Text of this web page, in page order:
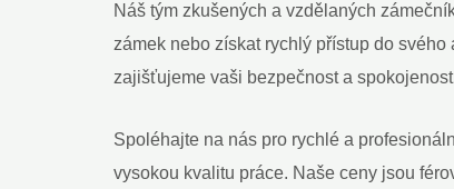
Náš tým zkušených a vzdělaných
zámek nebo získat rychlý přístup do
zajišťujeme vaši bezpečnost a
Spoléhajte na nás pro rychlé a
vysokou kvalitu práce. Naše ceny jsou